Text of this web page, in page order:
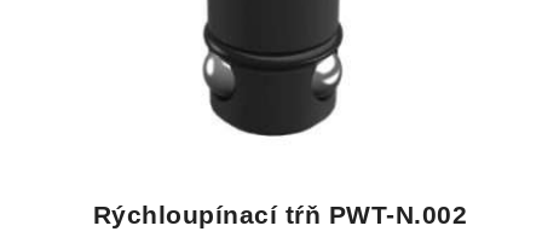
Rýchloupínací tŕň PWT-N.002